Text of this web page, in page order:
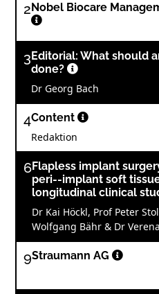
2 Nobel Biocare
3 Editorial: What should
done?
Dr Georg Bach
4Content
Redaktion
6Flapless implant
peri--implant soft
longitudinal clinical
Dr Kai Höckl, Prof Peter
Wolfgang Bähr & Dr
9Straumann AG